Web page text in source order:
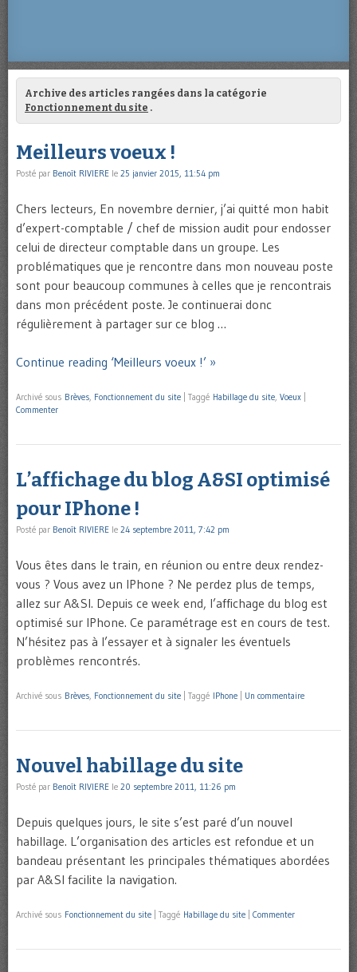
Archive des articles rangées dans la catégorie
Fonctionnement du site .
Meilleurs voeux !
Posté par Benoît RIVIERE le 25 janvier 2015, 11:54 pm
Chers lecteurs, En novembre dernier, j’ai quitté mon habit
d’expert-comptable / chef de mission audit pour endosser
celui de directeur comptable dans un groupe. Les
problématiques que je rencontre dans mon nouveau poste
sont pour beaucoup communes à celles que je rencontrais
dans mon précédent poste. Je continuerai donc
régulièrement à partager sur ce blog …
Continue reading ‘Meilleurs voeux !’ »
Archivé sous Brèves, Fonctionnement du site Taggé Habillage du site, Voeux
Commenter
L’affichage du blog A&SI optimisé
pour IPhone !
Posté par Benoît RIVIERE le 24 septembre 2011, 7:42 pm
Vous êtes dans le train, en réunion ou entre deux rendez-
vous ? Vous avez un IPhone ? Ne perdez plus de temps,
allez sur A&SI. Depuis ce week end, l’affichage du blog est
optimisé sur IPhone. Ce paramétrage est en cours de test.
N’hésitez pas à l’essayer et à signaler les éventuels
problèmes rencontrés.
Archivé sous Brèves, Fonctionnement du site Taggé IPhone Un commentaire
Nouvel habillage du site
Posté par Benoît RIVIERE le 20 septembre 2011, 11:26 pm
Depuis quelques jours, le site s’est paré d’un nouvel
habillage. L’organisation des articles est refondue et un
bandeau présentant les principales thématiques abordées
par A&SI facilite la navigation.
Archivé sous Fonctionnement du site Taggé Habillage du site Commenter